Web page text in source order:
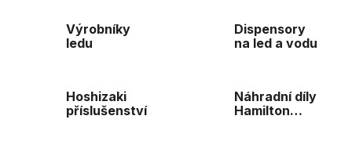
Výrobníky
ledu
Dispensory
na led a vodu
Hoshizaki
příslušenství
Náhradní díly
Hamilton